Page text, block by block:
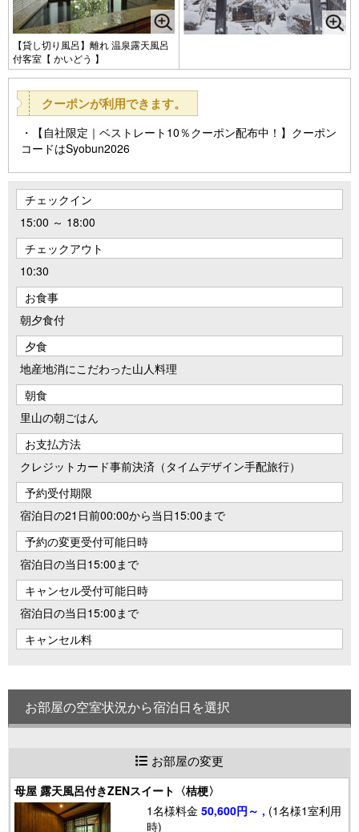
【貸し切り風呂】離れ 温泉露天風呂
付客室【 かいどう 】
クーポンが利用できます。
【自社限定｜ベストレート10％クーポン配布中！】クーポン
コードはSyobun2026
チェックイン
15:00 ～ 18:00
チェックアウト
10:30
お食事
朝夕食付
夕食
地産地消にこだわった山人料理
朝食
里山の朝ごはん
お支払方法
クレジットカード事前決済（タイムデザイン手配旅行）
予約受付期限
宿泊日の21日前00:00から当日15:00まで
予約の変更受付可能日時
宿泊日の当日15:00まで
キャンセル受付可能日時
宿泊日の当日15:00まで
キャンセル料
お部屋の空室状況から宿泊日を選択
お部屋の変更
母屋 露天風呂付きZENスイート〈桔梗〉
1名様料金 50,600円～ , (1名様1室利用
時)